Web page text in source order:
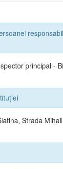
principal -
Strada